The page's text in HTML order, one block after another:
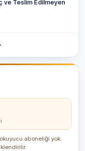
ve Teslim Edilmeyen
aboneliği yok.